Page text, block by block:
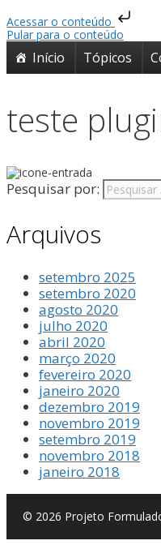
Acessar o conteúdo
Pular para o conteúdo
Início Tópicos
teste
Pesquisar por:
Arquivos
setembro 2025
setembro 2020
agosto 2020
julho 2020
abril 2020
março 2020
fevereiro 2020
janeiro 2020
dezembro 2019
novembro 2019
setembro 2019
novembro 2018
janeiro 2018
© 2026 Projeto